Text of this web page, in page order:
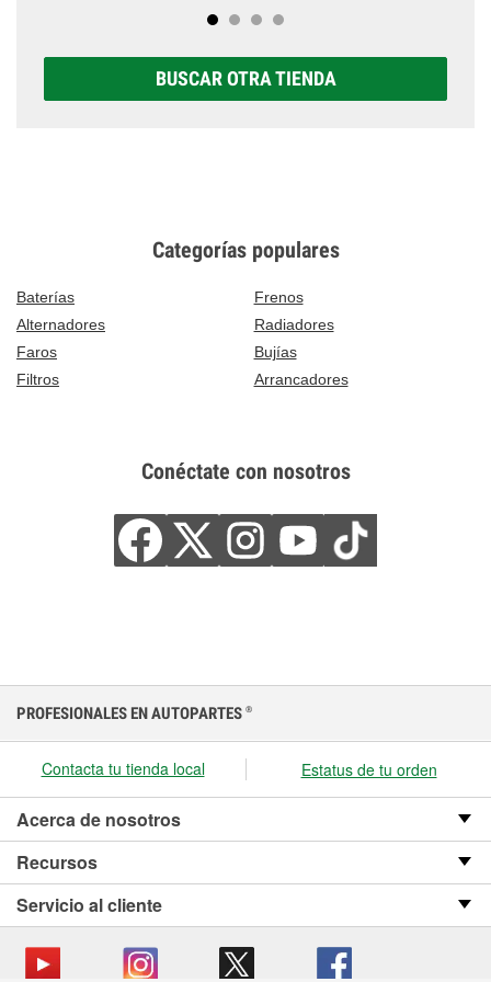
BUSCAR OTRA TIENDA
Categorías populares
Baterías
Frenos
Alternadores
Radiadores
Faros
Bujías
Filtros
Arrancadores
Conéctate con nosotros
PROFESIONALES EN AUTOPARTES ®
Contacta tu tienda local Estatus de tu orden
Acerca de nosotros
Recursos
Servicio al cliente